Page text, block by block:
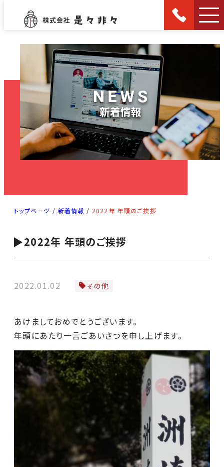
トップページ / 新着情報 / 2022年 年頭のご挨拶
2022年 年頭のご挨拶
2022.01.02 その他
あけましておめでとうございます。
年頭にあたり一言ごあいさつを申し上げます。